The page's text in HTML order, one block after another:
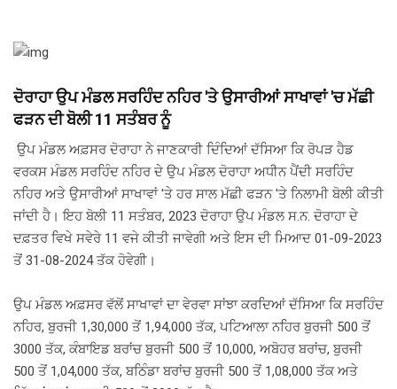
ਦੋਰਾਹਾ ਉਪ ਮੰਡਲ ਸਰਹਿੰਦ ਨਹਿਰ 'ਤੇ ਉਸਾਰੀਆਂ ਸਾਖਾਵਾਂ 'ਚ ਮੱਛੀ
ਫੜਨ ਦੀ ਬੋਲੀ 11 ਸਤੰਬਰ ਨੂੰ
ਉਪ ਮੰਡਲ ਅਫ਼ਸਰ ਦੋਰਾਹਾ ਨੇ ਜਾਣਕਾਰੀ ਦਿੰਦਿਆਂ ਦੱਸਿਆ ਕਿ ਰੋਪੜ ਹੈਡ
ਵਰਕਸ ਮੰਡਲ ਸਰਹਿੰਦ ਨਹਿਰ ਦੇ ਉਪ ਮੰਡਲ ਦੋਰਾਹਾ ਅਧੀਨ ਪੈਂਦੀ ਸਰਹਿੰਦ
ਨਹਿਰ ਅਤੇ ਉਸਾਰੀਆਂ ਸਾਖਾਵਾਂ 'ਤੇ ਹਰ ਸਾਲ ਮੱਛੀ ਫੜਨ 'ਤੇ ਨਿਲਾਮੀ ਬੋਲੀ ਕੀਤੀ
ਜਾਂਦੀ ਹੈ। ਇਹ ਬੋਲੀ 11 ਸਤੰਬਰ, 2023 ਦੋਰਾਹਾ ਉਪ ਮੰਡਲ ਸ.ਨ. ਦੋਰਾਹਾ ਦੇ
ਦਫ਼ਤਰ ਵਿਖੇ ਸਵੇਰੇ 11 ਵਜੇ ਕੀਤੀ ਜਾਵੇਗੀ ਅਤੇ ਇਸ ਦੀ ਮਿਆਦ 01-09-2023
ਤੋਂ 31-08-2024 ਤੱਕ ਹੋਵੇਗੀ।
ਉਪ ਮੰਡਲ ਅਫ਼ਸਰ ਵੱਲੋਂ ਸਾਖਾਵਾਂ ਦਾ ਵੇਰਵਾ ਸਾਂਝਾ ਕਰਦਿਆਂ ਦੱਸਿਆ ਕਿ ਸਰਹਿੰਦ
ਨਹਿਰ, ਬੁਰਜੀ 1,30,000 ਤੋਂ 1,94,000 ਤੱਕ, ਪਟਿਆਲਾ ਨਹਿਰ ਬੁਰਜੀ 500 ਤੋਂ
3000 ਤੱਕ, ਕੰਬਾਇਡ ਬਰਾਂਚ ਬੁਰਜੀ 500 ਤੋਂ 10,000, ਅਬੋਹਰ ਬਰਾਂਚ, ਬੁਰਜੀ
500 ਤੋਂ 1,04,000 ਤੱਕ, ਬਠਿੰਡਾ ਬਰਾਂਚ ਬੁਰਜੀ 500 ਤੋਂ 1,08,000 ਤੱਕ ਅਤੇ